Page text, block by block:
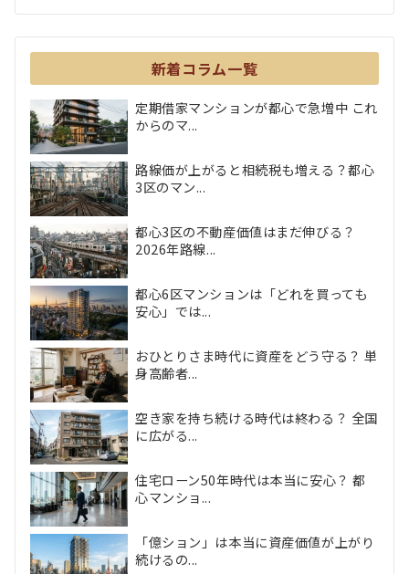
新着コラム一覧
定期借家マンションが都心で急増中 これ
からのマ...
路線価が上がると相続税も増える？都心
3区のマン...
都心3区の不動産価値はまだ伸びる？
2026年路線...
都心6区マンションは「どれを買っても
安心」では...
おひとりさま時代に資産をどう守る？ 単
身高齢者...
空き家を持ち続ける時代は終わる？ 全国
に広がる...
住宅ローン50年時代は本当に安心？ 都
心マンショ...
「億ション」は本当に資産価値が上がり
続けるの...